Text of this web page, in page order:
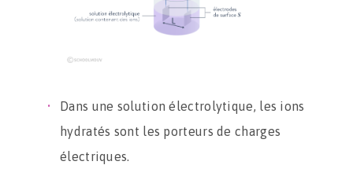
Dans une solution électrolytique, les ions
hydratés sont les porteurs de charges
électriques.